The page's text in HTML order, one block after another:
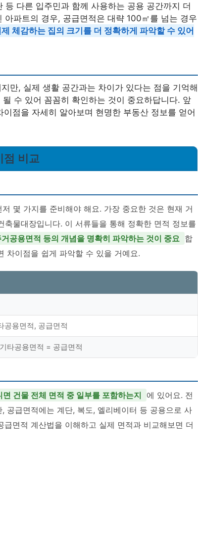
다른 입주민과 함께 사용하는 공용 공간까지 더
파트의 경우, 공급면적은 대략 100㎡를 넘는 경우
체감하는 집의 크기를 더 정확하게 파악할 수 있어
만, 실제 생활 공간과는 차이가 있다는 점을 기억해
수 있어 꼼꼼히 확인하는 것이 중요하답니다. 앞
점을 자세히 알아보며 현명한 부동산 정보를 얻어
점 비교
몇 가지를 준비해야 해요. 가장 중요한 것은 현재 거
물대장입니다. 이 서류들을 통해 정확한 면적 정보를
공용면적 등의 개념을 명확히 파악하는 것이 중요 합
차이점을 쉽게 파악할 수 있을 거예요.
공용면적, 공급면적
타공용면적 = 공급면적
건물 전체 면적 중 일부를 포함하는지
에 있어요. 전
공급면적에는 계단, 복도, 엘리베이터 등 공용으로 사
면적 계산법을 이해하고 실제 면적과 비교해보면 더